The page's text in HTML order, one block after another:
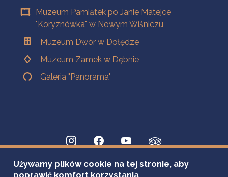
Muzeum Pamiątek po Janie Matejce
"Koryznówka" w Nowym Wiśniczu
Muzeum Dwór w Dołędze
Muzeum Zamek w Dębnie
Galeria "Panorama"
Używamy plików cookie na tej stronie, aby